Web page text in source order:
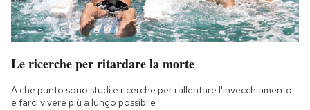
Le ricerche per ritardare la morte
A che punto sono studi e ricerche per rallentare l'invecchiamento
e farci vivere più a lungo possibile